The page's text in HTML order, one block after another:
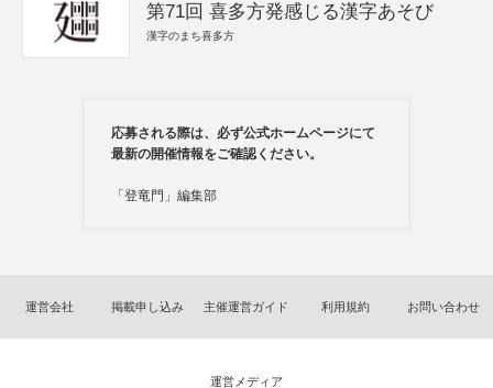
第71回 喜多方発感じる漢字あそび
漢字のまち喜多方
応募される際は、必ず公式ホームページにて
最新の開催情報をご確認ください。
「登竜門」編集部
運営会社 掲載申し込み 主催運営ガイド 利用規約 お問い合わせ
運営メディア